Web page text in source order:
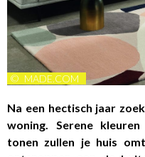
© MADE.COM
Na een hectisch jaar
woning. Serene
tonen zullen je huis